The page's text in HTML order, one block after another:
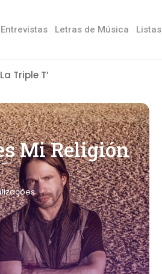
Entrevistas Letras de Música Listas
Triple T’
Mi Religión